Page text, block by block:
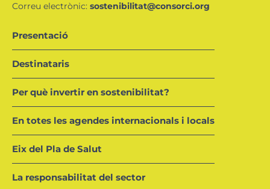
Correu electrònic: sostenibilitat@consorci.org
Presentació
Destinataris
Per què invertir en sostenibilitat?
En totes les agendes internacionals i locals
Eix del Pla de Salut
La responsabilitat del sector